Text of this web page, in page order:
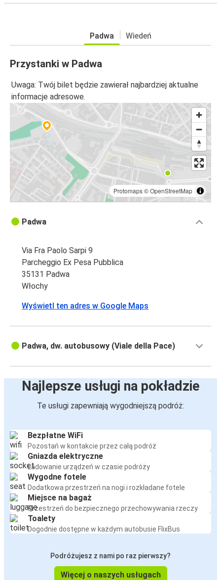
Padwa Wiedeń
Przystanki w Padwa
Uwaga: Twój bilet będzie zawierał najbardziej aktualne
informacje adresowe.
Protomaps©OpenStreetMap
Padwa
Via Fra Paolo Sarpi 9
Parcheggio Ex Pesa Pubblica
35131 Padwa
Włochy
Wyświetl ten adres w Google Maps
Padwa, dw. autobusowy (Viale della Pace)
Najlepsze usługi na pokładzie
Te usługi zapewniają wygodniejszą podróż:
Bezpłatne WiFi
Pozostań w kontakcie przez całą podróż
Gniazda elektryczne
Ładowanie urządzeń w czasie podróży
Wygodne fotele
Dodatkowa przestrzeń na nogi i rozkładane fotele
Miejsce na bagaż
Przestrzeń do bezpiecznego przechowywania rzeczy
Toalety
Dogodnie dostępne w każdym autobusie FlixBus
Podróżujesz z nami po raz pierwszy?
Więcej o naszych usługach